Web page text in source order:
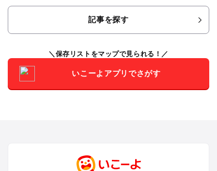
記事を探す
保存リストをマップで見られる！
いこーよアプリでさがす